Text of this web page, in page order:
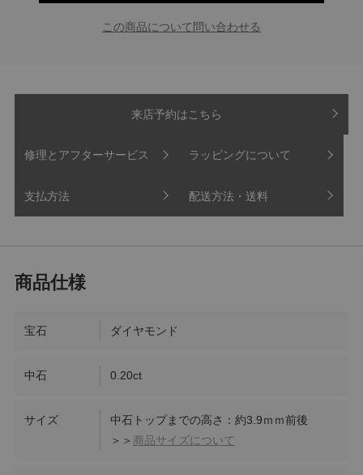
この商品について問い合わせる
来店予約はこちら
修理とアフターサービス ラッピングについて
支払方法 配送方法・送料
宝石 ダイヤモンド
中石 0.20ct
サイズ
中石トップまでの高さ：約3.9ｍｍ前後
＞＞ 商品サイズについて